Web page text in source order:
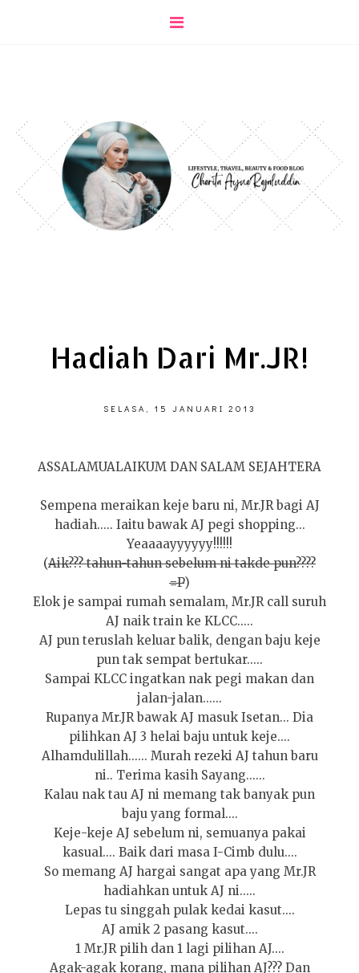
Hadiah Dari Mr.JR!
SELASA, 15 JANUARI 2013
ASSALAMUALAIKUM DAN SALAM SEJAHTERA
Sempena meraikan keje baru ni, Mr.JR bagi AJ
hadiah..... Iaitu bawak AJ pegi shopping...
Yeaaaayyyyyy!!!!!!
(Aik??? tahun-tahun sebelum ni takde pun????
=P)
Elok je sampai rumah semalam, Mr.JR call suruh
AJ naik train ke KLCC.....
AJ pun teruslah keluar balik, dengan baju keje
pun tak sempat bertukar.....
Sampai KLCC ingatkan nak pegi makan dan
jalan-jalan......
Rupanya Mr.JR bawak AJ masuk Isetan... Dia
pilihkan AJ 3 helai baju untuk keje....
Alhamdulillah...... Murah rezeki AJ tahun baru
ni.. Terima kasih Sayang......
Kalau nak tau AJ ni memang tak banyak pun
baju yang formal....
Keje-keje AJ sebelum ni, semuanya pakai
kasual.... Baik dari masa I-Cimb dulu....
So memang AJ hargai sangat apa yang Mr.JR
hadiahkan untuk AJ ni.....
Lepas tu singgah pulak kedai kasut....
AJ amik 2 pasang kasut....
1 Mr.JR pilih dan 1 lagi pilihan AJ....
Agak-agak korang, mana pilihan AJ??? Dan